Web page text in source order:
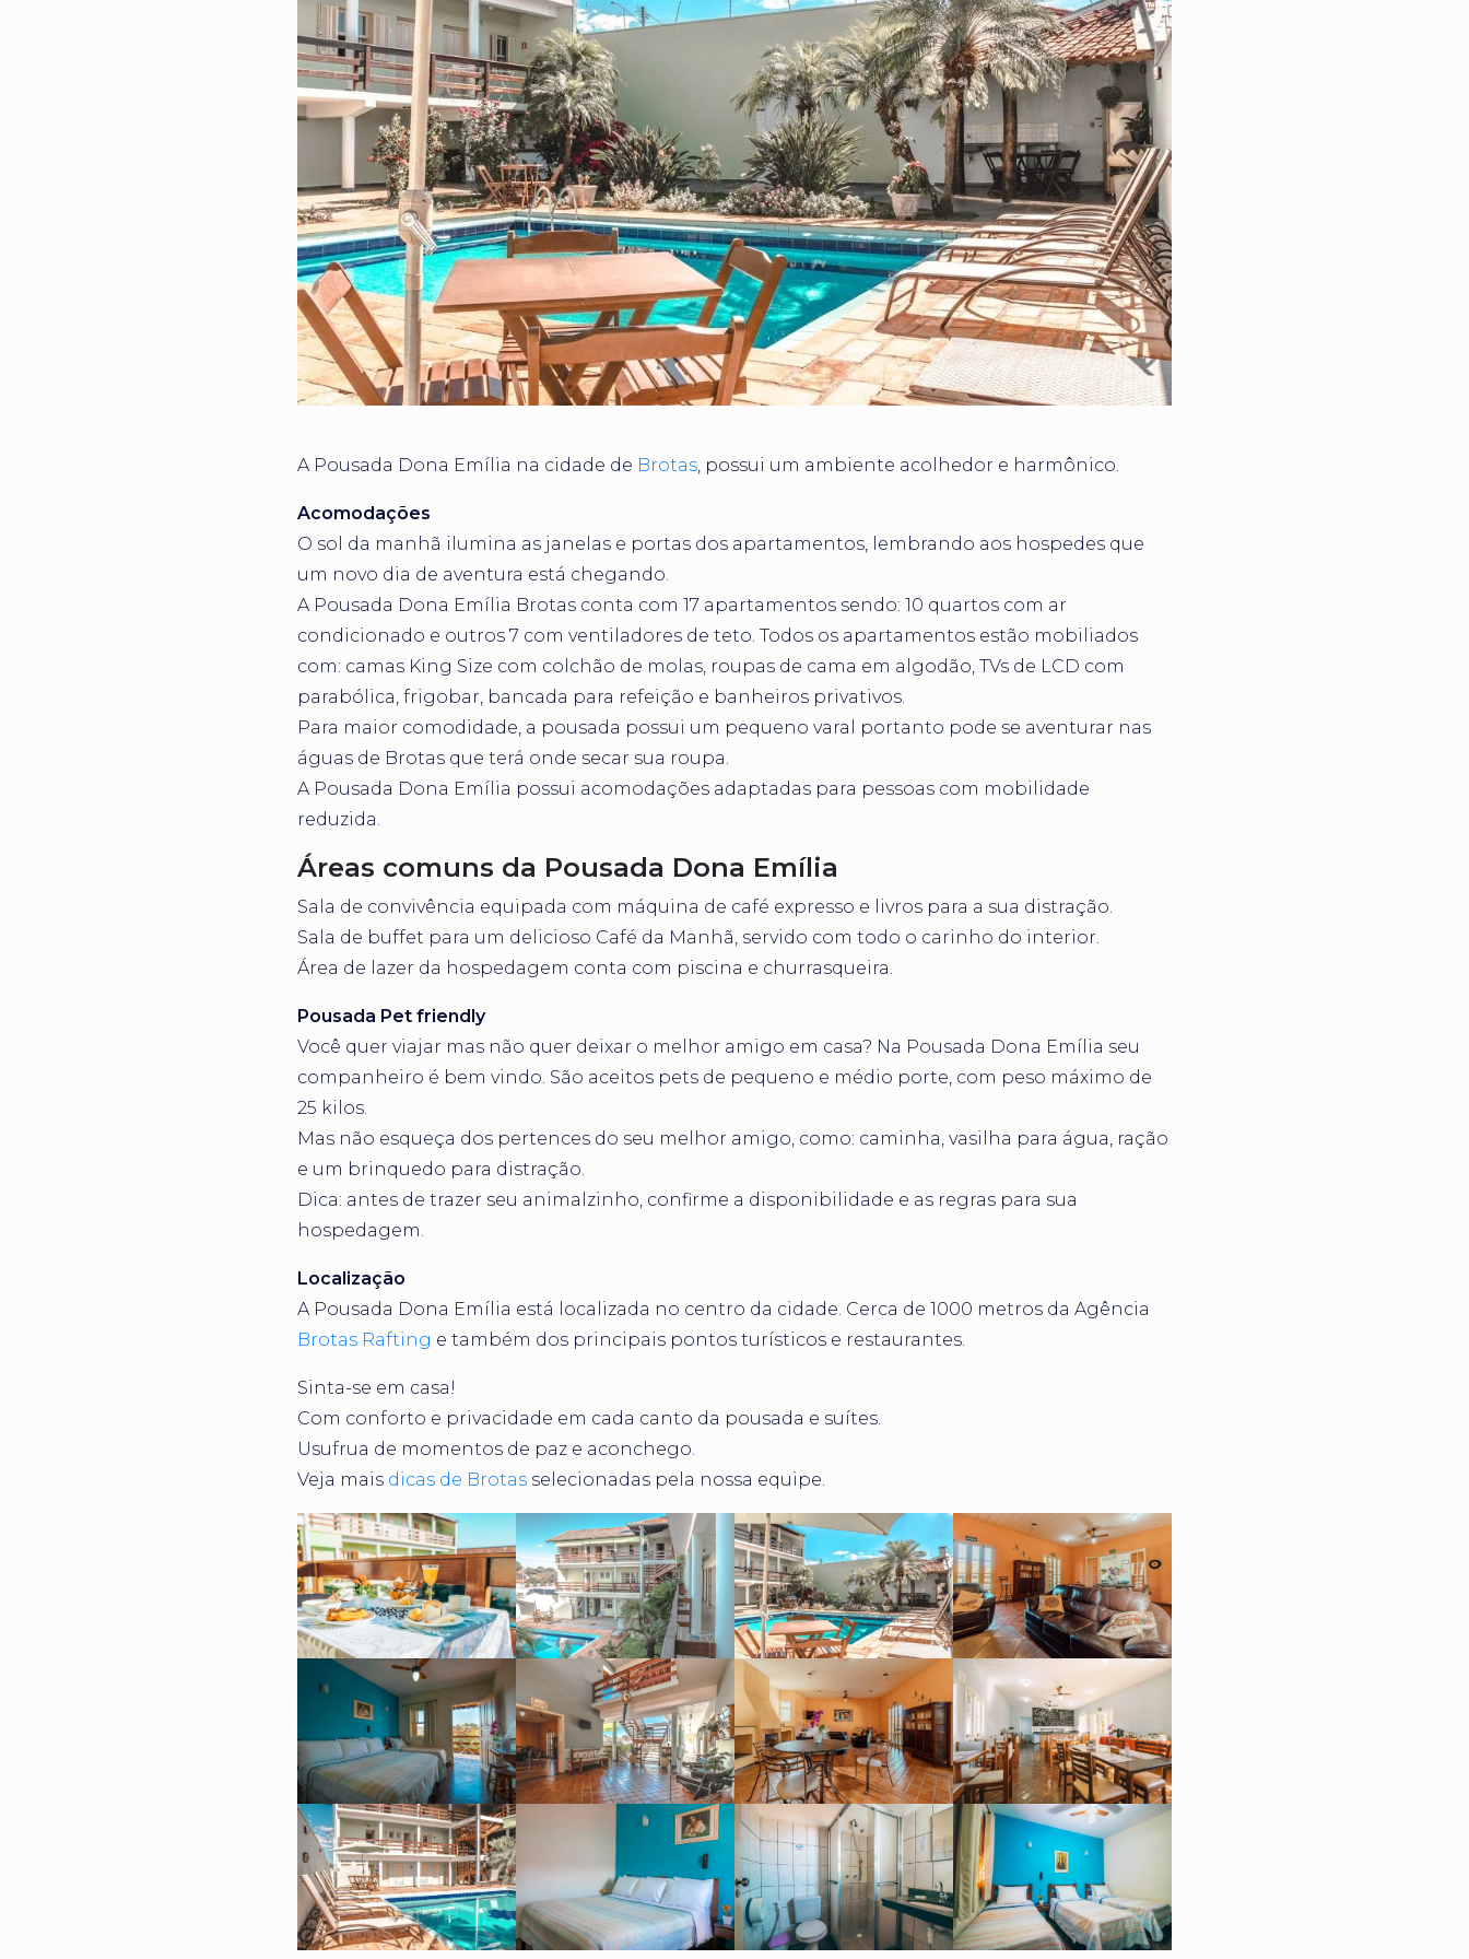
A Pousada Dona Emília na cidade de Brotas , possui um ambiente acolhedor e harmônico.
Acomodações
O sol da manhã ilumina as janelas e portas dos apartamentos, lembrando aos hospedes que
um novo dia de aventura está chegando.
A Pousada Dona Emília Brotas conta com 17 apartamentos sendo: 10 quartos com ar
condicionado e outros 7 com ventiladores de teto. Todos os apartamentos estão mobiliados
com: camas King Size com colchão de molas, roupas de cama em algodão, TVs de LCD com
parabólica, frigobar, bancada para refeição e banheiros privativos.
Para maior comodidade, a pousada possui um pequeno varal portanto pode se aventurar nas
águas de Brotas que terá onde secar sua roupa.
A Pousada Dona Emília possui acomodações adaptadas para pessoas com mobilidade
reduzida.
Áreas comuns da Pousada Dona Emília
Sala de convivência equipada com máquina de café expresso e livros para a sua distração.
Sala de buffet para um delicioso Café da Manhã, servido com todo o carinho do interior.
Área de lazer da hospedagem conta com piscina e churrasqueira.
Pousada Pet friendly
Você quer viajar mas não quer deixar o melhor amigo em casa? Na Pousada Dona Emília seu
companheiro é bem vindo. São aceitos pets de pequeno e médio porte, com peso máximo de
25 kilos.
Mas não esqueça dos pertences do seu melhor amigo, como: caminha, vasilha para água, ração
e um brinquedo para distração.
Dica: antes de trazer seu animalzinho, confirme a disponibilidade e as regras para sua
hospedagem.
Localização
A Pousada Dona Emília está localizada no centro da cidade. Cerca de 1000 metros da Agência
Brotas Rafting e também dos principais pontos turísticos e restaurantes.
Sinta-se em casa!
Com conforto e privacidade em cada canto da pousada e suítes.
Usufrua de momentos de paz e aconchego.
Veja mais dicas de Brotas selecionadas pela nossa equipe.